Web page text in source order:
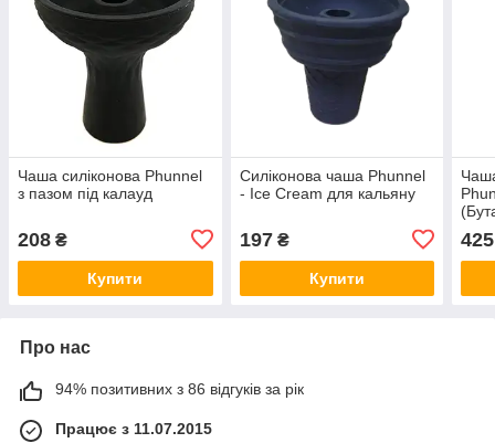
Чаша силіконова Phunnel
з пазом під калауд
208 ₴
Купити
Силіконова чаша Phunnel
- Ice Cream для кальяну
197₴
Купити
425
Про нас
94% позитивних з 86 відгуків за рік
Працює з 11.07.2015